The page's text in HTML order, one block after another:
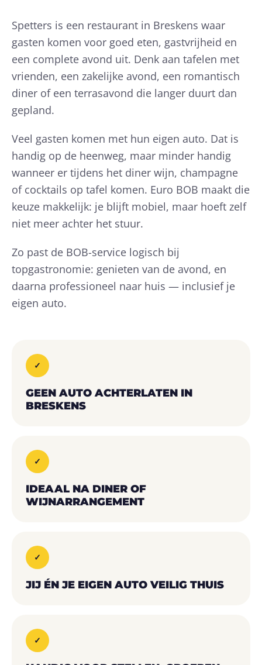
Spetters is een restaurant in Breskens waar
gasten komen voor goed eten, gastvrijheid en
een complete avond uit. Denk aan tafelen met
vrienden, een zakelijke avond, een romantisch
diner of een terrasavond die langer duurt dan
gepland.
Veel gasten komen met hun eigen auto. Dat is
handig op de heenweg, maar minder handig
wanneer er tijdens het diner wijn, champagne
of cocktails op tafel komen. Euro BOB maakt die
keuze makkelijk: je blijft mobiel, maar hoeft zelf
niet meer achter het stuur.
Zo past de BOB-service logisch bij
topgastronomie: genieten van de avond, en
daarna professioneel naar huis — inclusief je
eigen auto.
✓
GEEN AUTO ACHTERLATEN IN
BRESKENS
✓
IDEAAL NA DINER OF
WIJNARRANGEMENT
✓
JIJ ÉN JE EIGEN AUTO VEILIG THUIS
✓